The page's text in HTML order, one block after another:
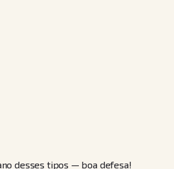
desses tipos — boa defesa!